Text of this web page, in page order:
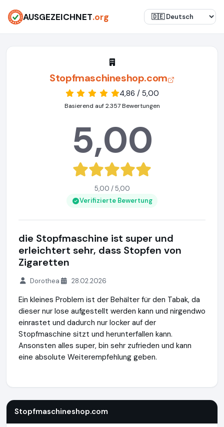
AUSGEZEICHNET.org
Stopfmaschineshop.com
4,86 / 5,00
Basierend auf 2.357 Bewertungen
5,00
5,00 / 5,00
Verifizierte Bewertung
die Stopfmaschine ist super und
erleichtert sehr, dass Stopfen von
Zigaretten
Dorothea 28.02.2026
Ein kleines Problem ist der Behälter für den Tabak, da
dieser nur lose aufgestellt werden kann und nirgendwo
einrastet und dadurch nur locker auf der
Stopfmaschine sitzt und herunterfallen kann.
Ansonsten alles super, bin sehr zufrieden und kann
eine absolute Weiterempfehlung geben.
Stopfmaschineshop.com